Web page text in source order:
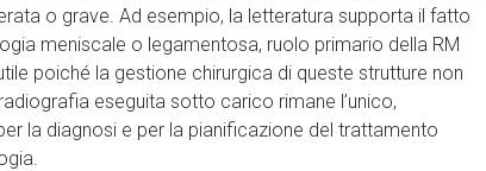
o grave. Ad esempio, la letteratura supporta il fatto
meniscale o legamentosa, ruolo primario della RM
poiché la gestione chirurgica di queste strutture non
eseguita sotto carico rimane l’unico,
la diagnosi e per la pianificazione del trattamento